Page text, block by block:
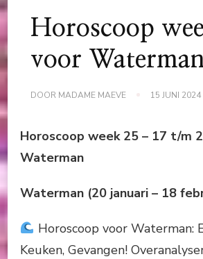
Horoscoop
voor
DOOR MADAME MAEVE 15 JUNI 2024
Horoscoop week 25 – 17 t/m
Waterman
Waterman (20 januari – 18
Horoscoop voor Waterman:
Keuken, Gevangen!